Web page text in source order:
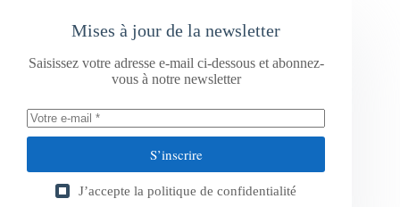
Mises à jour de la newsletter
Saisissez votre adresse e-mail ci-dessous et abonnez-
vous à notre newsletter
S’inscrire
J’accepte la politique de confidentialité